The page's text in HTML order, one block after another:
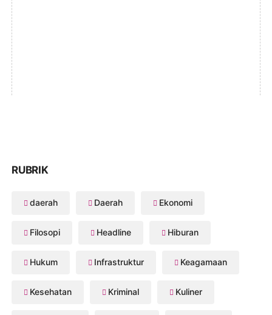
RUBRIK
daerah Daerah Ekonomi
Filosopi Headline Hiburan
Hukum Infrastruktur Keagamaan
Kesehatan Kriminal Kuliner